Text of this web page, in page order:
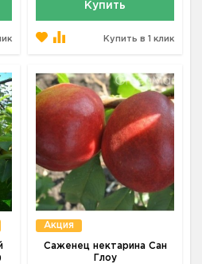
Купить
Купить в 1 клик
Акция
Саженец нектарина Сан
Глоу